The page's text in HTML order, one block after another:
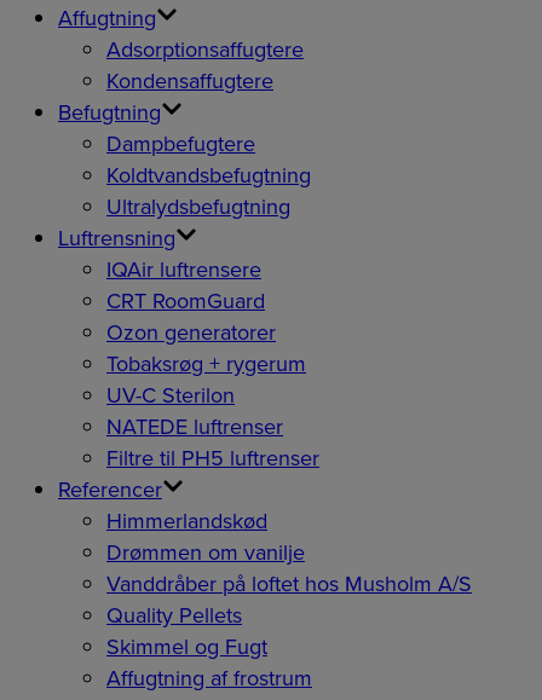
Affugtning
Adsorptionsaffugtere
Kondensaffugtere
Befugtning
Dampbefugtere
Koldtvandsbefugtning
Ultralydsbefugtning
Luftrensning
IQAir luftrensere
CRT RoomGuard
Ozon generatorer
Tobaksrøg + rygerum
UV-C Sterilon
NATEDE luftrenser
Filtre til PH5 luftrenser
Referencer
Himmerlandskød
Drømmen om vanilje
Vanddråber på loftet hos Musholm A/S
Quality Pellets
Skimmel og Fugt
Affugtning af frostrum